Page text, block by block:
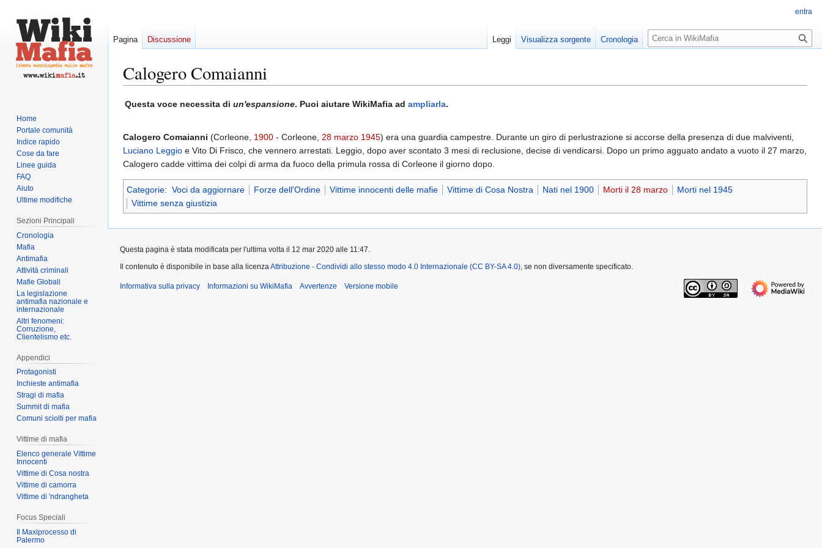
Calogero Comaianni
Vai
Vai
Questa voce necessita di un'espansione. Puoi aiutare WikiMafia ad ampliarla.
Calogero Comaianni (Corleone, 1900 - Corleone, 28 marzo 1945) era una guardia campestre. Durante un giro di perlustrazione si accorse della presenza di due malviventi,
Luciano Leggio e Vito Di Frisco, che vennero arrestati. Leggio, dopo aver scontato 3 mesi di reclusione, decise di vendicarsi. Dopo un primo agguato andato a vuoto il 27 marzo,
Calogero cadde vittima dei colpi di arma da fuoco della primula rossa di Corleone il giorno dopo.
Categorie: Voci da aggiornare Forze dell'Ordine Vittime innocenti delle mafie Vittime di Cosa Nostra Nati nel 1900 Morti il 28 marzo
Morti nel 1945
Vittime senza giustizia
entra
Pagina Discussione Leggi Visualizza sorgente Cronologia
R
i
r
Home
Portale comunità
Indice rapido
Cose da fare
Linee guida
FAQ
Aiuto
Ultime modifiche
Sezioni Principali
Cronologia
Mafia
Antimafia
Attività criminali
Mafie Globali
La legislazione
antimafia nazionale e
internazionale
Altri fenomeni:
Corruzione,
Clientelismo etc.
Appendici
Protagonisti
Inchieste antimafia
Stragi di mafia
Summit di mafia
Comuni sciolti per mafia
Vittime di mafia
Elenco generale Vittime
Innocenti
Vittime di Cosa nostra
Vittime di camorra
Vittime di 'ndrangheta
Focus Speciali
Il Maxiprocesso di
Palermo
Questa pagina è stata modificata per l'ultima volta il 12 mar 2020 alle 11:47.
Il contenuto è disponibile in base alla licenzaAttribuzione - Condividi allo stesso modo 4.0 Internazionale (CC BY-SA 4.0), se non diversamente specificato.
Informativa sulla privacy Informazioni su WikiMafia Avvertenze Versione mobile